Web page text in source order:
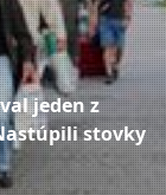
jeden z
stovky